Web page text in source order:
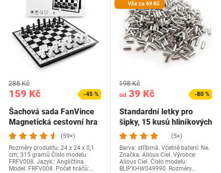
159 Kč
288 Kč
-45 %
Šachová sada FanVince
Magnetická cestovní hra
Vysoce…
(59×)
Rozměry produktu: 24 x 24 x 0,1
cm; 315 gramů Číslo modelu:
FRFV008. Jazyk:: Angličtina.
Model: FRFV008. Počet hráčů:…
Vše za 69 Kč
od 39 Kč
198 Kč
-80 %
Standardní letky pro
šipky, 15 kusů hliníkových
šípových…
(5×)
Barva: stříbrná. Včetně baterií: Ne.
Značka: Alious Ciel. Výrobce:
Alious Ciel. Číslo modelu:
BLIPXHW049990. Rozměry…